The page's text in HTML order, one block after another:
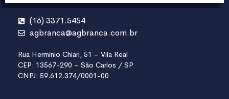
(16) 3371.5454
agbranca@agbranca.com.br
Rua Hermínio Chiari, 51 – Vila Real
CEP: 13567-290 – São Carlos / SP
CNPJ: 59.612.374/0001-00